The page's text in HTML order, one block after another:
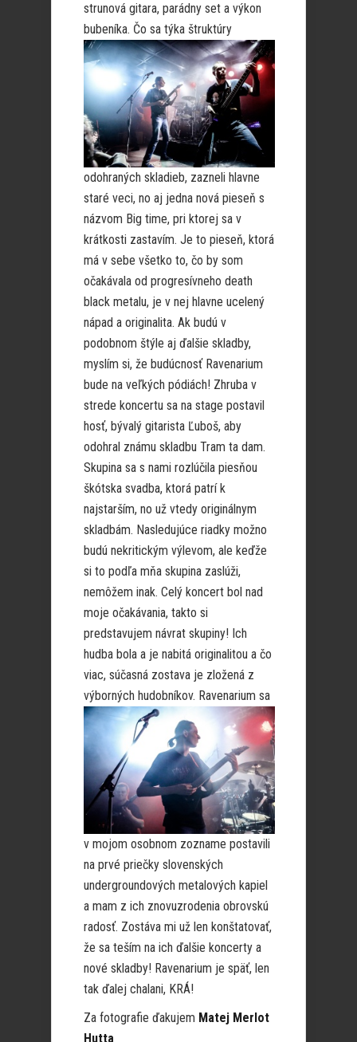
strunová gitara, parádny set a výkon
bubeníka. Čo sa týka štruktúry
odohraných skladieb, zazneli hlavne
staré veci, no aj jedna nová pieseň s
názvom Big time, pri ktorej sa v
krátkosti zastavím. Je to pieseň, ktorá
má v sebe všetko to, čo by som
očakávala od progresívneho death
black metalu, je v nej hlavne ucelený
nápad a originalita. Ak budú v
podobnom štýle aj ďalšie skladby,
myslím si, že budúcnosť Ravenarium
bude na veľkých pódiách! Zhruba v
strede koncertu sa na stage postavil
hosť, bývalý gitarista Ľuboš, aby
odohral známu skladbu Tram ta dam.
Skupina sa s nami rozlúčila piesňou
škótska svadba, ktorá patrí k
najstarším, no už vtedy originálnym
skladbám. Nasledujúce riadky možno
budú nekritickým výlevom, ale keďže
si to podľa mňa skupina zaslúži,
nemôžem inak. Celý koncert bol nad
moje očakávania, takto si
predstavujem návrat skupiny! Ich
hudba bola a je nabitá originalitou a čo
viac, súčasná zostava je zložená z
výborných hudobníkov. Ravenarium sa
v mojom osobnom zozname postavili
na prvé priečky slovenských
undergroundových metalových kapiel
a mam z ich znovuzrodenia obrovskú
radosť. Zostáva mi už len konštatovať,
že sa teším na ich ďalšie koncerty a
nové skladby! Ravenarium je späť, len
tak ďalej chalani, KRÁ!
Za fotografie ďakujem Matej Merlot
Hutta